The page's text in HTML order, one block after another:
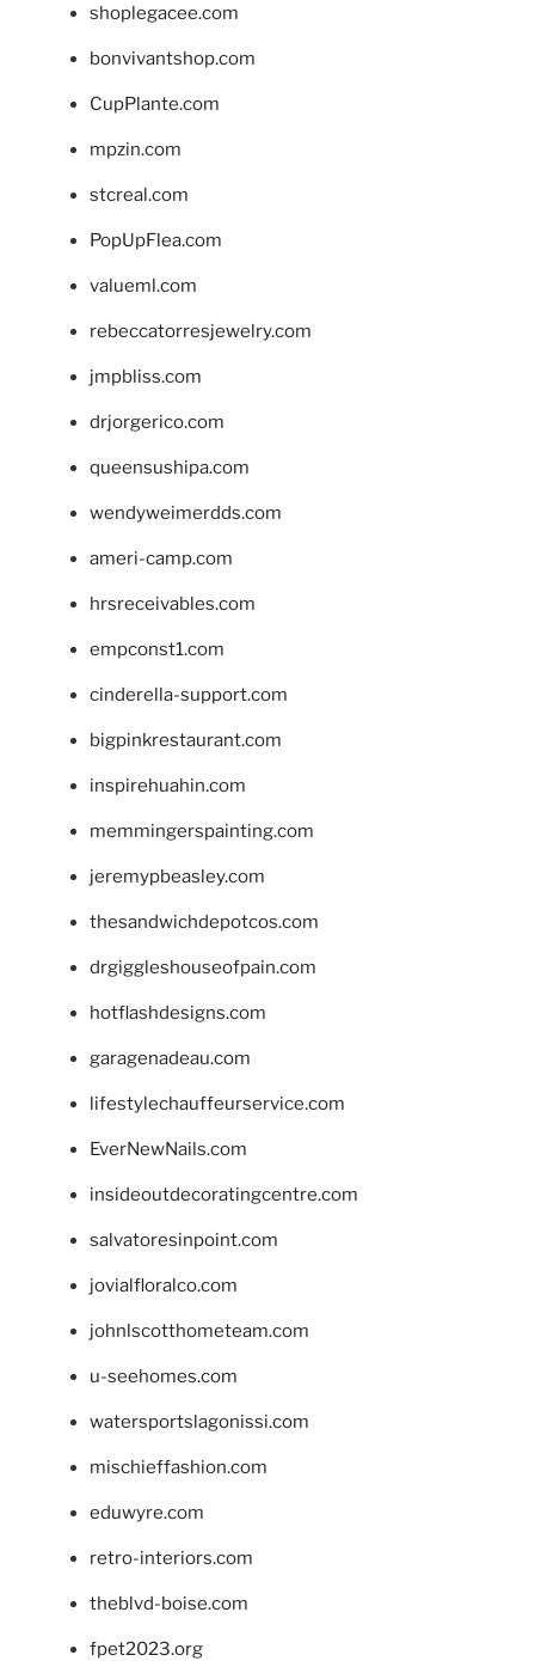
shoplegacee.com
bonvivantshop.com
CupPlante.com
mpzin.com
stcreal.com
PopUpFlea.com
valueml.com
rebeccatorresjewelry.com
jmpbliss.com
drjorgerico.com
queensushipa.com
wendyweimerdds.com
ameri-camp.com
hrsreceivables.com
empconst1.com
cinderella-support.com
bigpinkrestaurant.com
inspirehuahin.com
memmingerspainting.com
jeremypbeasley.com
thesandwichdepotcos.com
drgiggleshouseofpain.com
hotflashdesigns.com
garagenadeau.com
lifestylechauffeurservice.com
EverNewNails.com
insideoutdecoratingcentre.com
salvatoresinpoint.com
jovialfloralco.com
johnlscotthometeam.com
u-seehomes.com
watersportslagonissi.com
mischieffashion.com
eduwyre.com
retro-interiors.com
theblvd-boise.com
fpet2023.org